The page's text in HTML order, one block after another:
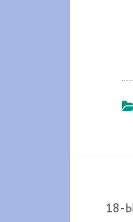
18-